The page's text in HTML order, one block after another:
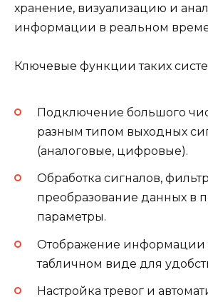
хранение, визуализацию и
информации в реальном
Ключевые функции таких
Подключение большого
разным типом выходных
(аналоговые, цифровые).
Обработка сигналов,
преобразование данных в
параметры.
Отображение информации
табличном виде для
Настройка тревог и